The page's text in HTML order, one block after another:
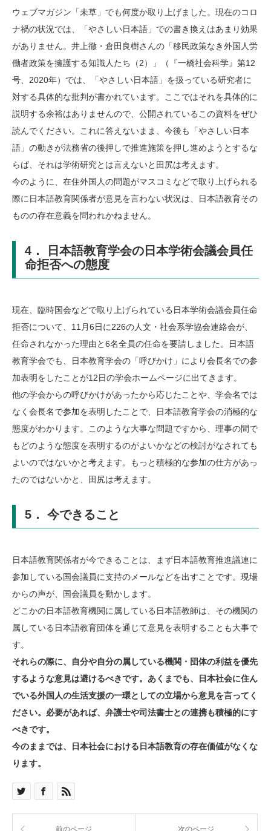
ウェブマガジン「未草」でも何度か取り上げました。現在のコロ
ナ禍の状況では、「やさしい日本語」での書き換えはあまり効果
がありません。井上徹・倉田良樹さんの「移民政策なき外国人労
働者政策を擁護する知識人たち（2）」（『一橋社会科学』第12
号、2020年）では、「やさしい日本語」を扱っている研究者に
対する具体的な批判が書かれています。ここではそれを具体的に
説明する余裕はありませんので、公開されているこの資料をぜひ
読んでください。これに答えないまま、今後も「やさしい日本
語」の動きが法務省の後押しで推進施策を押し進めようとするな
らば、それは学術研究とは言えないと田尻は考えます。
今のように、在住外国人の問題がマスコミなどで取り上げられる
際に日本語教育関係者が意見を言わない状況は、日本語教育その
ものの存在意義を問われかねません。
4． 日本語教育学会の日本学術会議会員任
命拒否への態度
現在、臨時国会などで取り上げられている日本学術会議会員任命
拒否について、11月6日に226の人文・社会系学協会連絡会が、
任命されなかった理由と6名全員の任命を要請しました。日本語
教育学会でも、日本教育学会の「呼びかけ」により会長名での参
加表明をしたことが12日の学会ホームページに出てきます。
他の学会からの呼びかけがあったから応じたことや、学会名では
なく会長名で参加を表明したことで、日本語教育学会の消極的な
態度がわかります。このような大事な問題ですから、理事の間で
もどのような態度を表明するのがよいかなどの検討がなされても
よいのではないかと考えます。もっと積極的な参加の仕方があっ
たのではないかと、田尻は考えます。
5． 今できること
日本語教育関係者が今できることは、まず日本語教育推進議連に
参加している国会議員に支持のメールなどを出すことです。現場
からの声が、国会議員を動かします。
どこかの日本語教育機関に属している日本語教師は、その機関の
属している日本語教育団体を通じて意見を表明することも大事で
す。
それらの際に、自分や自分の属している機関・団体の利益を優先
するような意見は避けるべきです。あくまでも、日本社会に住ん
でいる外国人の生活支援の一環としての立場から意見を言ってく
ださい。必要があれば、弁護士や司法書士との連携も積極的にす
べきです。
今のままでは、日本社会における日本語教育の存在価値がなくな
ります。
前のページ 次のページ